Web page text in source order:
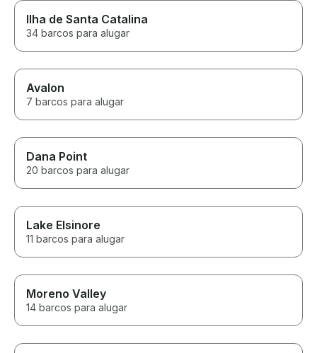
Ilha de Santa Catalina
34 barcos para alugar
Avalon
7 barcos para alugar
Dana Point
20 barcos para alugar
Lake Elsinore
11 barcos para alugar
Moreno Valley
14 barcos para alugar